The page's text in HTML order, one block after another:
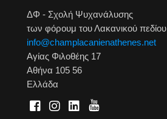
ΔΦ - Σχολή Ψυχανάλυσης
των φόρουμ του Λακανικού πεδίου
info@champlacanienathenes.net
Αγίας Φιλοθέης 17
Αθήνα 105 56
Ελλάδα